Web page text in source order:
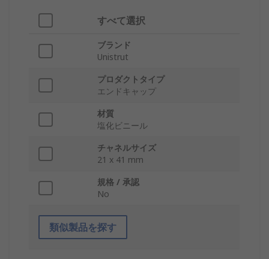
すべて選択
ブランド
Unistrut
プロダクトタイプ
エンドキャップ
材質
塩化ビニール
チャネルサイズ
21 x 41 mm
規格 / 承認
No
類似製品を探す